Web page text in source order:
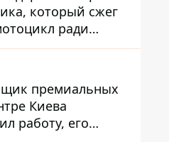
который сжег
ради
багажника
премиальных
Киева
работу, его